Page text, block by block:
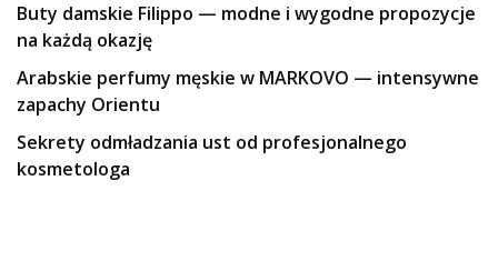
Buty damskie Filippo — modne i wygodne propozycje
na każdą okazję
Arabskie perfumy męskie w MARKOVO — intensywne
zapachy Orientu
Sekrety odmładzania ust od profesjonalnego
kosmetologa